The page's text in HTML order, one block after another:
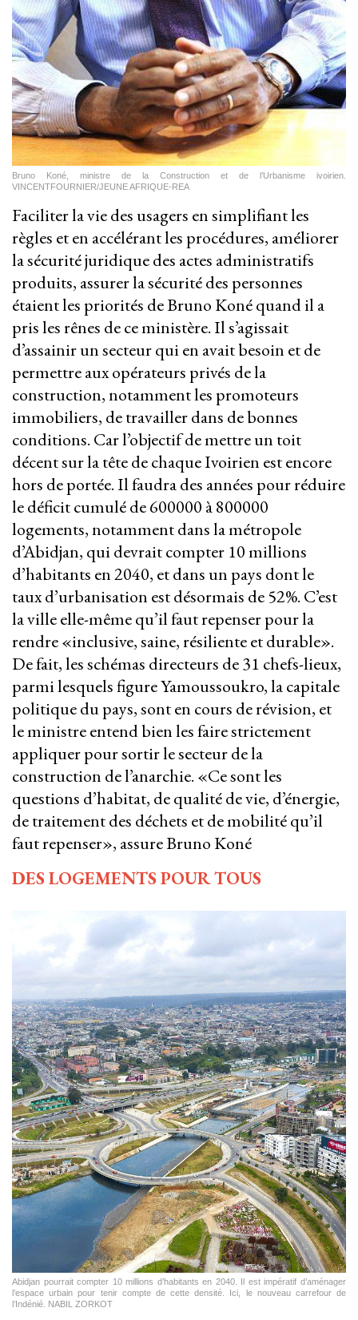
Bruno Koné, ministre de la Construction et de l’Urbanisme ivoirien.
VINCENTFOURNIER/JEUNE AFRIQUE-REA
Faciliter la vie des usagers en simplifiant les
règles et en accélérant les procédures, améliorer
la sécurité juridique des actes administratifs
produits, assurer la sécurité des personnes
étaient les priorités de Bruno Koné quand il a
pris les rênes de ce ministère. Il s’agissait
d’assainir un secteur qui en avait besoin et de
permettre aux opérateurs privés de la
construction, notamment les promoteurs
immobiliers, de travailler dans de bonnes
conditions. Car l’objectif de mettre un toit
décent sur la tête de chaque Ivoirien est encore
hors de portée. Il faudra des années pour réduire
le déficit cumulé de 600000 à 800000
logements, notamment dans la métropole
d’Abidjan, qui devrait compter 10 millions
d’habitants en 2040, et dans un pays dont le
taux d’urbanisation est désormais de 52%. C’est
la ville elle-même qu’il faut repenser pour la
rendre «inclusive, saine, résiliente et durable».
De fait, les schémas directeurs de 31 chefs-lieux,
parmi lesquels figure Yamoussoukro, la capitale
politique du pays, sont en cours de révision, et
le ministre entend bien les faire strictement
appliquer pour sortir le secteur de la
construction de l’anarchie. «Ce sont les
questions d’habitat, de qualité de vie, d’énergie,
de traitement des déchets et de mobilité qu’il
faut repenser», assure Bruno Koné
DES LOGEMENTS POUR TOUS
Abidjan pourrait compter 10 millions d’habitants en 2040. Il est impératif d’aménager
l’espace urbain pour tenir compte de cette densité. Ici, le nouveau carrefour de
l’Indénié. NABIL ZORKOT